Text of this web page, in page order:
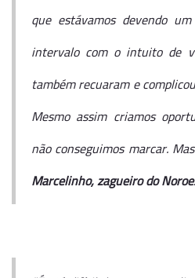
que estávamos devendo
intervalo com o intuito de
também recuaram e
Mesmo assim criamos
não conseguimos marcar.
Marcelinho, zagueiro do